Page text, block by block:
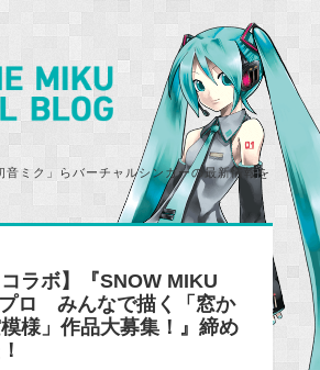
音ミク」らバーチャルシンガーの最新情報を
コラボ】『SNOW MIKU
ロ みんなで描く「窓か
様」作品大募集！』締め